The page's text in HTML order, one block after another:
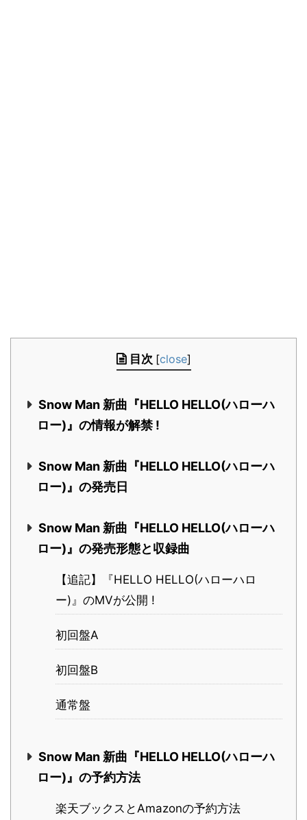
目次 [close]
Snow Man 新曲『HELLO HELLO(ハローハ
ロー)』の情報が解禁 !
Snow Man 新曲『HELLO HELLO(ハローハ
ロー)』の発売日
Snow Man 新曲『HELLO HELLO(ハローハ
ロー)』の発売形態と収録曲
【追記】『HELLO HELLO(ハローハロ
ー)』のMVが公開 !
初回盤A
初回盤B
通常盤
Snow Man 新曲『HELLO HELLO(ハローハ
ロー)』の予約方法
楽天ブックスとAmazonの予約方法